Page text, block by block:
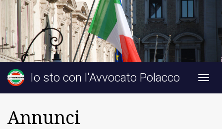
Io sto con l'Avvocato Polacco
Annunci